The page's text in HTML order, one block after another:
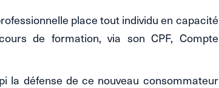
place tout individu en capacité
de formation, via son CPF, Compte
la défense de ce nouveau consommateur